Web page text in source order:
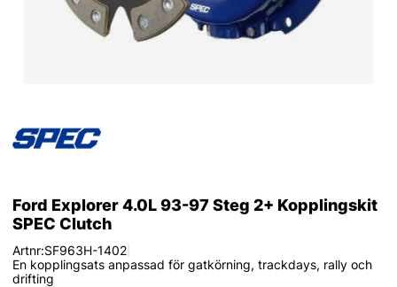
Ford Explorer 4.0L 93-97 Steg 2+ Kopplingskit
SPEC Clutch
Artnr:SF963H-1402|
En kopplingsats anpassad för gatkörning, trackdays, rally och
drifting